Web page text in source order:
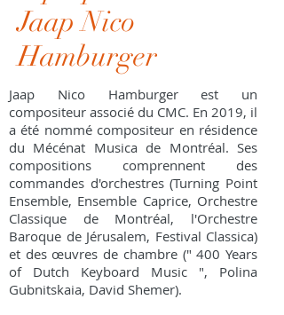
Jaap Nico
Hamburger
Jaap Nico Hamburger est un
compositeur associé du CMC. En 2019, il
a été nommé compositeur en résidence
du Mécénat Musica de Montréal. Ses
compositions comprennent des
commandes d'orchestres (Turning Point
Ensemble, Ensemble Caprice, Orchestre
Classique de Montréal, l'Orchestre
Baroque de Jérusalem, Festival Classica)
et des œuvres de chambre (" 400 Years
of Dutch Keyboard Music ", Polina
Gubnitskaia, David Shemer).